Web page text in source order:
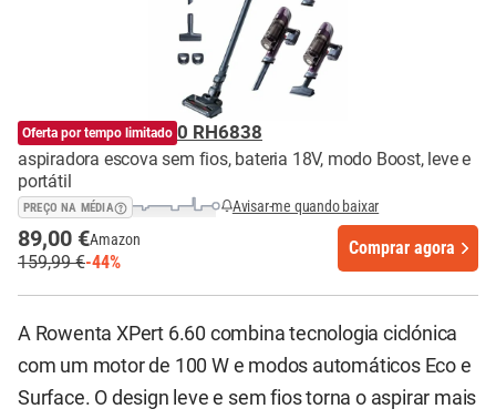
Rowenta XPert 6.60 RH6838
aspiradora escova sem fios, bateria 18V, modo Boost, leve e
portátil
Oferta por tempo limitado
PREÇO NA MÉDIA Avisar-me quando baixar
89,00 €Amazon
159,99 €-44%
Comprar agora
A Rowenta XPert 6.60 combina tecnologia ciclónica
com um motor de 100 W e modos automáticos Eco e
Surface. O design leve e sem fios torna o aspirar mais